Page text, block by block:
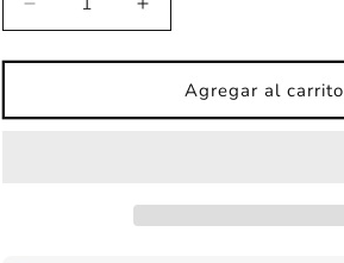
Reducir
cantidad
para
infantil
Aumentar
cantidad
para
Vinilo
infantil
Agregar al carrito